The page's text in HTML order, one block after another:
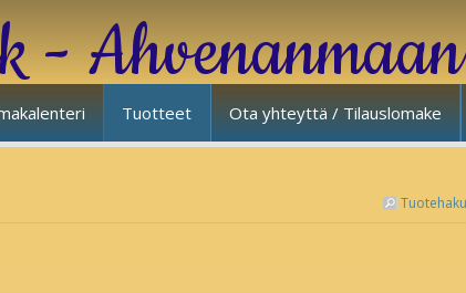
-
Tuotteet Ota yhteyttä / Tilauslomake
Tuotehaku